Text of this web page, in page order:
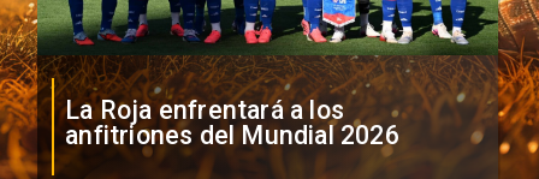
La Roja enfrentará a los
anfitriones del Mundial 2026